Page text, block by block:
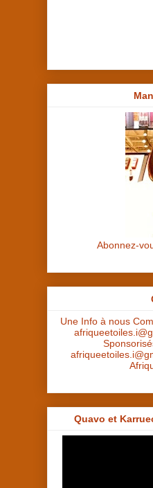
Abonnez-
Une Info à nous
Quavo et